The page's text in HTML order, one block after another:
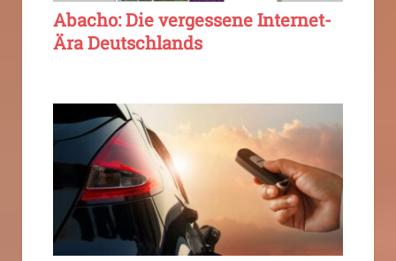
Abacho: Die vergessene Internet-
Ära Deutschlands